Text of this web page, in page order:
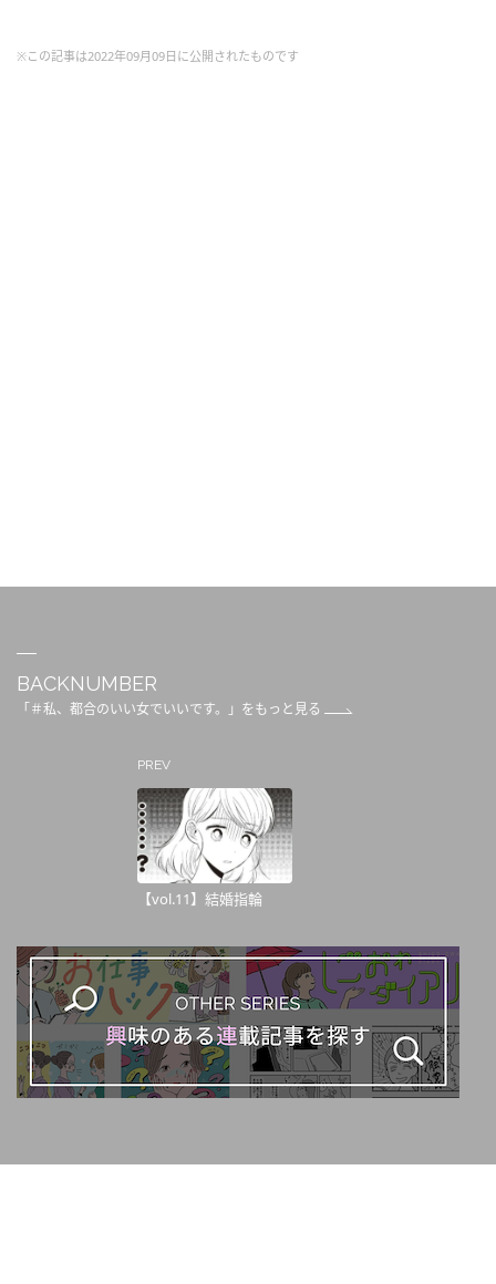
※この記事は2022年09月09日に公開されたものです
BACKNUMBER
「＃私、都合のいい女でいいです。」をもっと見る
PREV
【vol.11】結婚指輪